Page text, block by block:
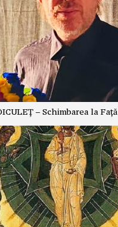
– Schimbarea la Față